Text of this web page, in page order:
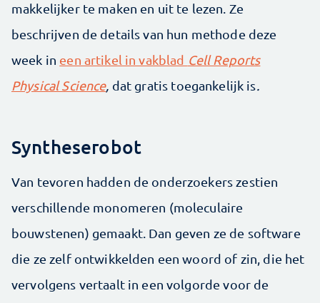
makkelijker te maken en uit te lezen. Ze
beschrijven de details van hun methode deze
week in een artikel in vakblad Cell Reports
Physical Science, dat gratis toegankelijk is.
Syntheserobot
Van tevoren hadden de onderzoekers zestien
verschillende monomeren (moleculaire
bouwstenen) gemaakt. Dan geven ze de software
die ze zelf ontwikkelden een woord of zin, die het
vervolgens vertaalt in een volgorde voor de